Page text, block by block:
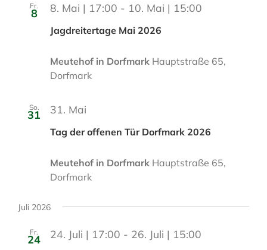
Fr.
8
Jagdreitertage Mai 2026
8. Mai | 17:00 - 10. Mai | 15:00
Meutehof in Dorfmark Hauptstraße 65,
Dorfmark
So.
31
Tag der offenen Tür Dorfmark 2026
31. Mai
Meutehof in Dorfmark Hauptstraße 65,
Dorfmark
Juli 2026
Fr.
24 24. Juli | 17:00 - 26. Juli | 15:00